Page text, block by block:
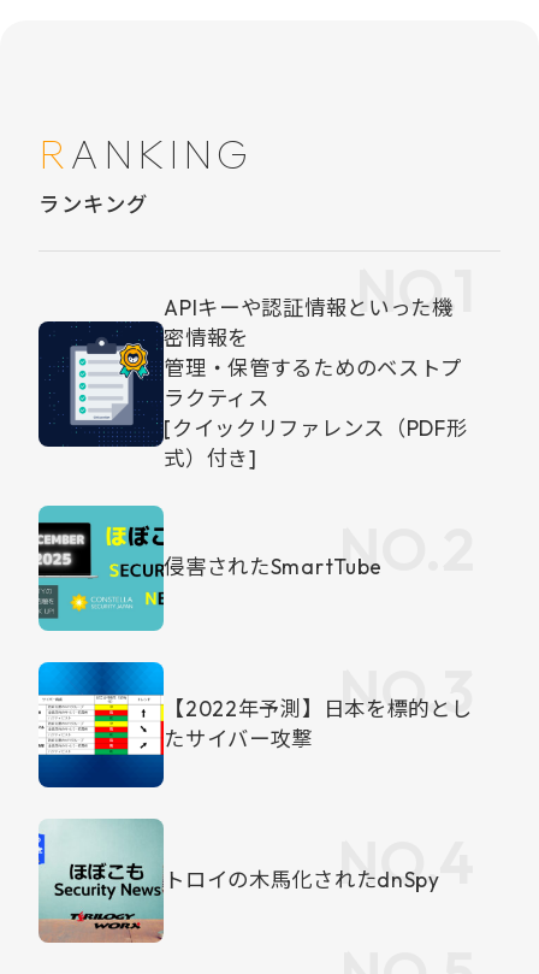
RANKING
ランキング
APIキーや認証情報といった機
密情報を
管理・保管するためのベストプ
ラクティス
[クイックリファレンス（PDF形
式）付き]
侵害されたSmartTube
【2022年予測】日本を標的とし
たサイバー攻撃
トロイの木馬化されたdnSpy